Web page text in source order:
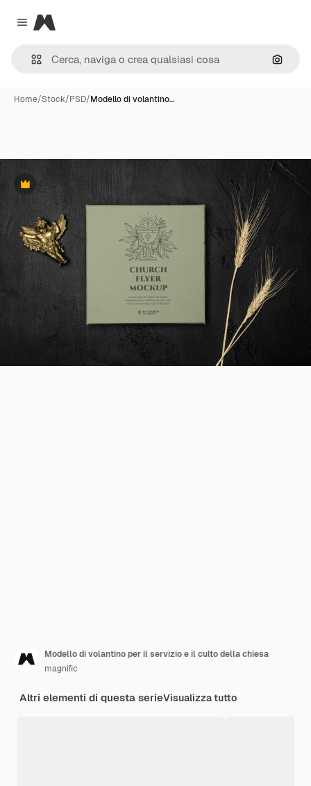
Close menu
Magnific
Cerca
Home/Stock/PSD/Modello di volantino…
Premium
Modello di volantino per il servizio e il culto della chiesa
magnific
Altri elementi di questa serieVisualizza tutto